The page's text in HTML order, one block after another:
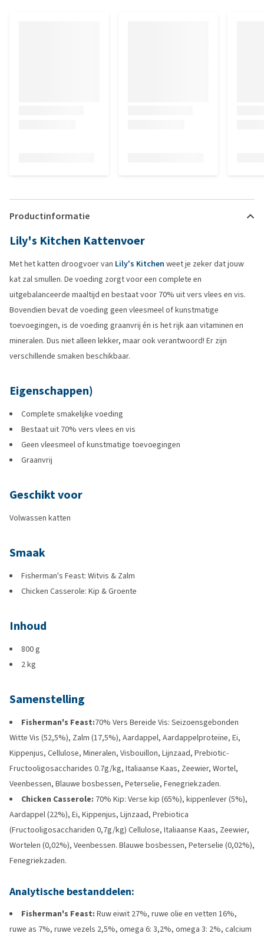
Productinformatie
Lily's Kitchen Kattenvoer
Met het katten droogvoer van Lily's Kitchen weet je zeker dat jouw
kat zal smullen. De voeding zorgt voor een complete en
uitgebalanceerde maaltijd en bestaat voor 70% uit vers vlees en vis.
Bovendien bevat de voeding geen vleesmeel of kunstmatige
toevoegingen, is de voeding graanvrij én is het rijk aan vitaminen en
mineralen. Dus niet alleen lekker, maar ook verantwoord! Er zijn
verschillende smaken beschikbaar.
Eigenschappen)
Complete smakelijke voeding
Bestaat uit 70% vers vlees en vis
Geen vleesmeel of kunstmatige toevoegingen
Graanvrij
Geschikt voor
Volwassen katten
Smaak
Fisherman's Feast: Witvis & Zalm
Chicken Casserole: Kip & Groente
Inhoud
800 g
2 kg
Samenstelling
Fisherman's Feast:70% Vers Bereide Vis: Seizoensgebonden
Witte Vis (52,5%), Zalm (17,5%), Aardappel, Aardappelproteïne, Ei,
Kippenjus, Cellulose, Mineralen, Visbouillon, Lijnzaad, Prebiotic-
Fructooligosaccharides 0.7g/kg, Italiaanse Kaas, Zeewier, Wortel,
Veenbessen, Blauwe bosbessen, Peterselie, Fenegriekzaden.
Chicken Casserole: 70% Kip: Verse kip (65%), kippenlever (5%),
Aardappel (22%), Ei, Kippenjus, Lijnzaad, Prebiotica
(Fructooligosacchariden 0,7g/kg) Cellulose, Italiaanse Kaas, Zeewier,
Wortelen (0,02%), Veenbessen. Blauwe bosbessen, Peterselie (0,02%),
Fenegriekzaden.
Analytische bestanddelen:
Fisherman's Feast: Ruw eiwit 27%, ruwe olie en vetten 16%,
ruwe as 7%, ruwe vezels 2,5%, omega 6: 3,2%, omega 3: 2%, calcium